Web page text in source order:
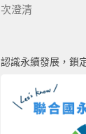
次澄清
認識永續發展，鎖